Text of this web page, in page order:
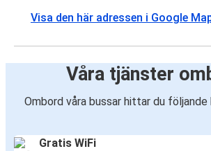
Visa den här adressen i Google
Våra tjänster
Ombord våra bussar hittar du
Gratis WiFi